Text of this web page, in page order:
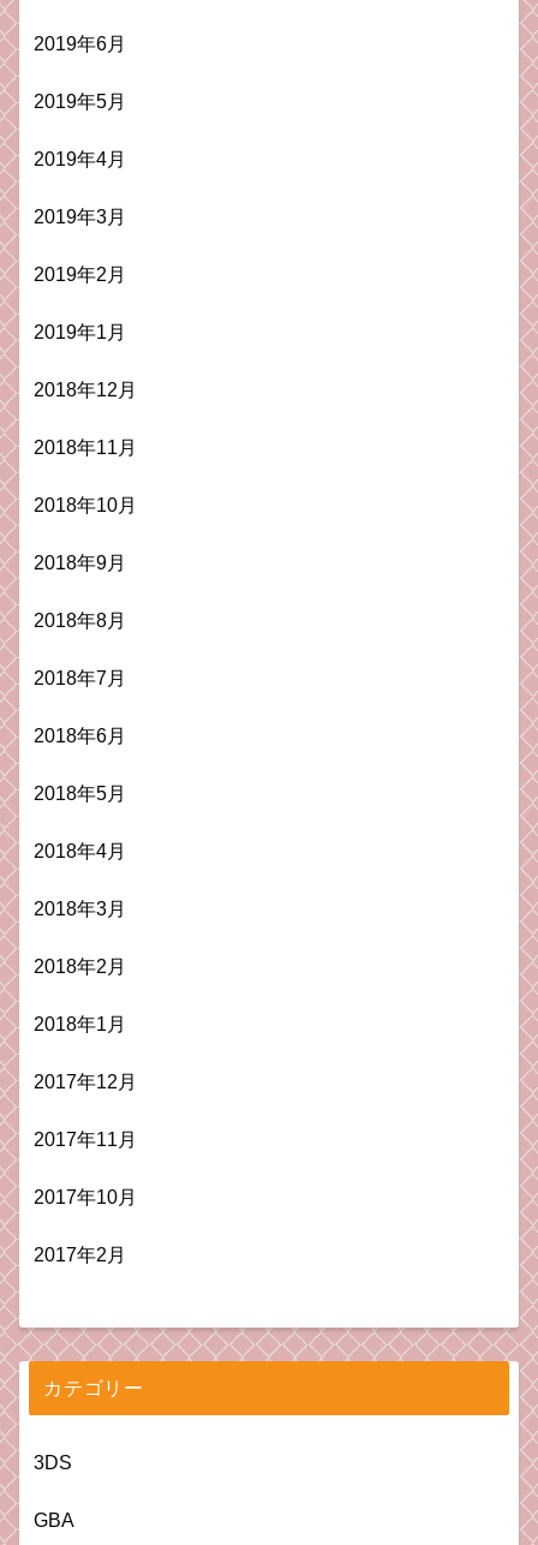
2019年6月
2019年5月
2019年4月
2019年3月
2019年2月
2019年1月
2018年12月
2018年11月
2018年10月
2018年9月
2018年8月
2018年7月
2018年6月
2018年5月
2018年4月
2018年3月
2018年2月
2018年1月
2017年12月
2017年11月
2017年10月
2017年2月
カテゴリー
3DS
GBA